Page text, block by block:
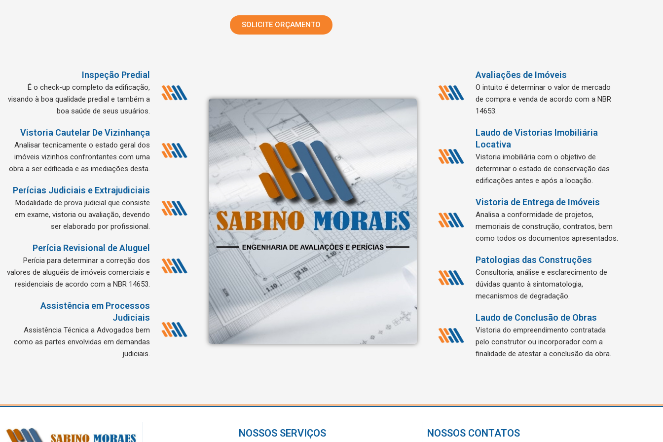
SOLICITE ORÇAMENTO
Inspeção Predial
É o check-up completo da edificação,
visando à boa qualidade predial e também a
boa saúde de seus usuários.
Vistoria Cautelar De Vizinhança
Analisar tecnicamente o estado geral dos
imóveis vizinhos confrontantes com uma
obra a ser edificada e as imediações desta.
Perícias Judiciais e Extrajudiciais
Modalidade de prova judicial que consiste
em exame, vistoria ou avaliação, devendo
ser elaborado por profissional.
Perícia Revisional de Aluguel
Perícia para determinar a correção dos
valores de aluguéis de imóveis comerciais e
residenciais de acordo com a NBR 14653.
Assistência em Processos
Judiciais
Assistência Técnica a Advogados bem
como as partes envolvidas em demandas
judiciais.
Avaliações de Imóveis
O intuito é determinar o valor de mercado
de compra e venda de acordo com a NBR
14653.
Laudo de Vistorias Imobiliária
Locativa
Vistoria imobiliária com o objetivo de
determinar o estado de conservação das
edificações antes e após a locação.
Vistoria de Entrega de Imóveis
Analisa a conformidade de projetos,
memoriais de construção, contratos, bem
como todos os documentos apresentados.
Patologias das Construções
Consultoria, análise e esclarecimento de
dúvidas quanto à sintomatologia,
mecanismos de degradação.
Laudo de Conclusão de Obras
Vistoria do empreendimento contratada
pelo construtor ou incorporador com a
finalidade de atestar a conclusão da obra.
NOSSOS SERVIÇOS NOSSOS CONTATOS